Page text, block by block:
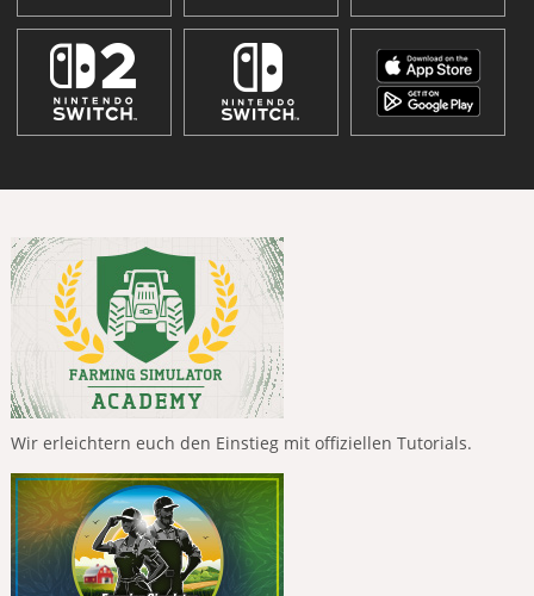
Wir erleichtern euch den Einstieg mit offiziellen Tutorials.